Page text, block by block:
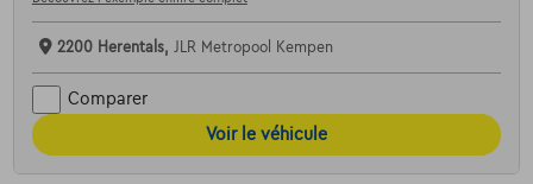
2200 Herentals, JLR Metropool Kempen
Comparer
Voir le véhicule